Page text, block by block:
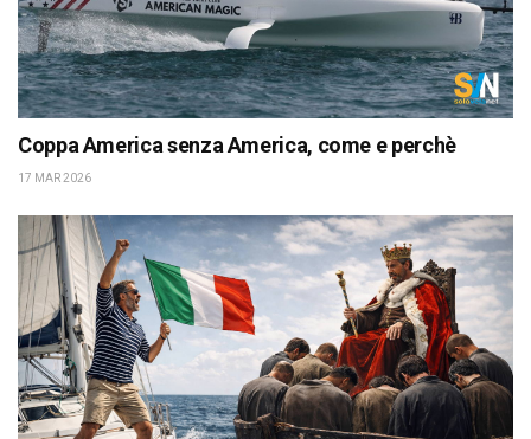
Coppa America senza America, come e perchè
17 MAR 2026